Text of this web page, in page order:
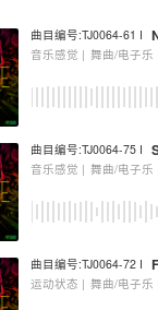
曲目编号:TJ0064-61 I
音乐感觉 | 舞曲/电子乐 |
曲目编号:TJ0064-75 I
音乐感觉 | 舞曲/电子乐 |
曲目编号:TJ0064-72 I
运动状态 | 舞曲/电子乐 |